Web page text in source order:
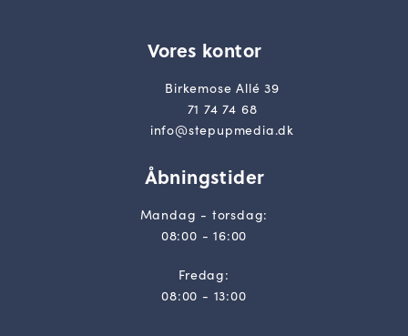
Vores kontor
Birkemose Allé 39
71 74 74 68
info@stepupmedia.dk
Åbningstider
Mandag - torsdag:
08:00 - 16:00
Fredag:
08:00 - 13:00